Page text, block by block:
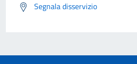
Segnala disservizio